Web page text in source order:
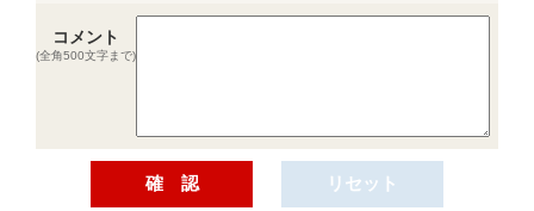
コメント
(全角500文字まで)